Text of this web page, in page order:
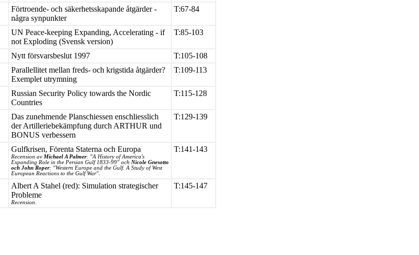
Förtroende- och säkerhetsskapande åtgärder -
några synpunkter
T:67-84
UN Peace-keeping Expanding, Accelerating - if
not Exploding (Svensk version)
T:85-103
Nytt försvarsbeslut 1997
T:105-108
Parallellitet mellan freds- och krigstida åtgärder?
Exemplet utrymning
T:109-113
Russian Security Policy towards the Nordic
Countries
T:115-128
Das zunehmende Planschiessen enschliesslich
der Artilleriebekämpfung durch ARTHUR und
BONUS verbessern
T:129-139
Gulfkrisen, Förenta Staterna och Europa
Recension av Michael A Palmer: "A History of America's
Expanding Role in the Persian Gulf 1833-99" och Nicole Gnesotto
och John Roper: "Western Europe and the Gulf. A Study of West
European Reactions to the Gulf War".
T:141-143
Albert A Stahel (red): Simulation strategischer
Probleme
Recension.
T:145-147